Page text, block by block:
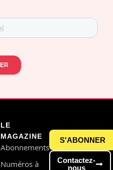
LE
MAGAZINE
Abonnements
Numéros à
S'ABONNER
Contactez-
nous